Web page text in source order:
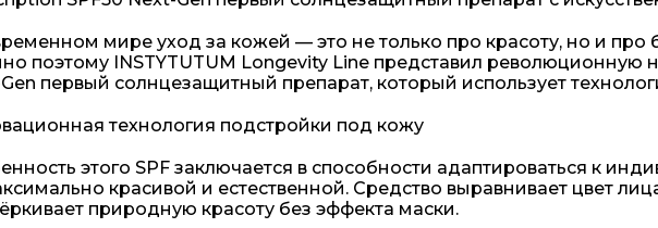
мире уход за кожей — это не только про красоту, но и про
поэтому INSTYTUTUM Longevity Line представил революционную
первый солнцезащитный препарат, который использует
технология подстройки под кожу
этого SPF заключается в способности адаптироваться к
красивой и естественной. Средство выравнивает цвет
природную красоту без эффекта маски.